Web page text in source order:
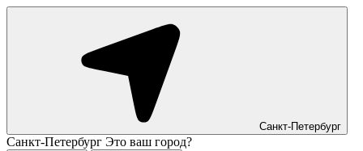
Санкт-Петербург
Санкт-Петербург Это ваш город?